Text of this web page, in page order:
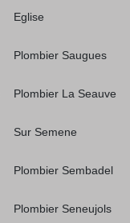
Eglise
Plombier Saugues
Plombier La Seauve
Sur Semene
Plombier Sembadel
Plombier Seneujols